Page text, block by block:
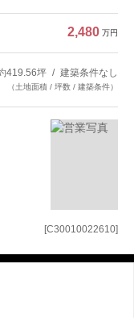
[C30010022610]
2,480 万円
419.56坪 建築条件なし
（土地面積 / 坪数 / 建築条件）